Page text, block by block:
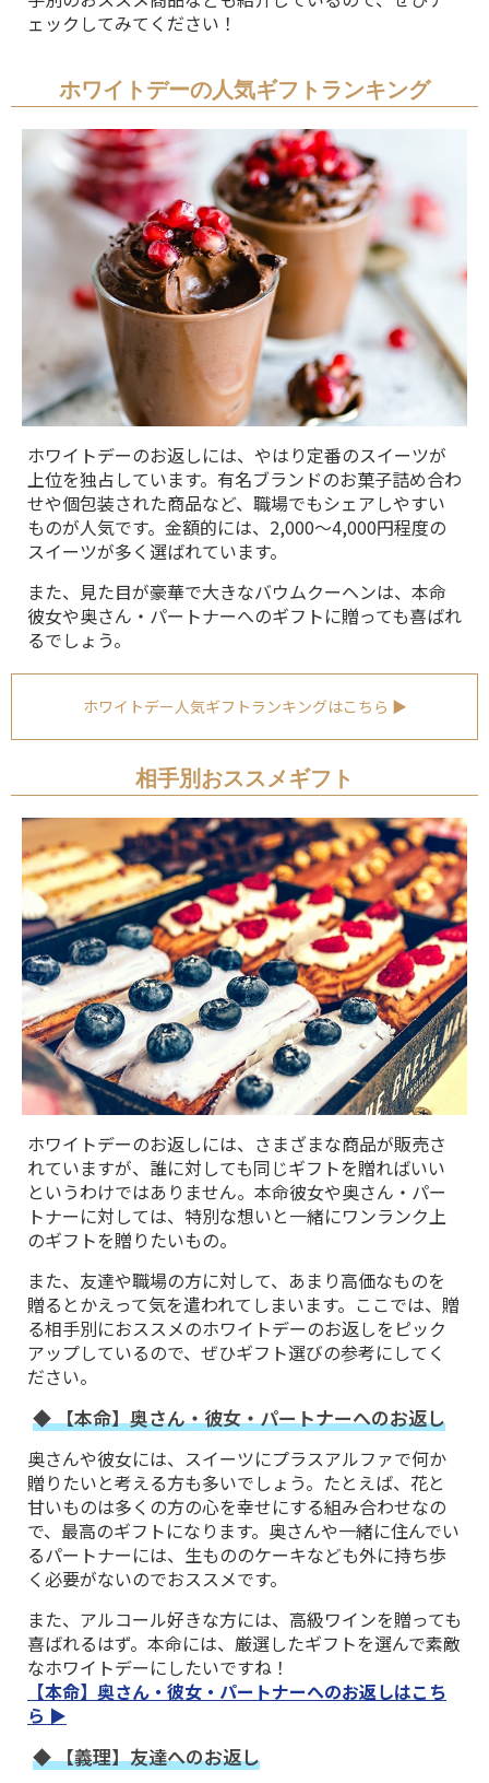
ェックしてみてください！
ホワイトデーの人気ギフトランキング
ホワイトデーのお返しには、やはり定番のスイーツが
上位を独占しています。有名ブランドのお菓子詰め合わ
せや個包装された商品など、職場でもシェアしやすい
ものが人気です。金額的には、2,000～4,000円程度の
スイーツが多く選ばれています。
また、見た目が豪華で大きなバウムクーヘンは、本命
彼女や奥さん・パートナーへのギフトに贈っても喜ばれ
るでしょう。
ホワイトデー人気ギフトランキングはこちら ▶
相手別おススメギフト
ホワイトデーのお返しには、さまざまな商品が販売さ
れていますが、誰に対しても同じギフトを贈ればいい
というわけではありません。本命彼女や奥さん・パー
トナーに対しては、特別な想いと一緒にワンランク上
のギフトを贈りたいもの。
また、友達や職場の方に対して、あまり高価なものを
贈るとかえって気を遣われてしまいます。ここでは、贈
る相手別におススメのホワイトデーのお返しをピック
アップしているので、ぜひギフト選びの参考にしてく
ださい。
◆ 【本命】奥さん・彼女・パートナーへのお返し
奥さんや彼女には、スイーツにプラスアルファで何か
贈りたいと考える方も多いでしょう。たとえば、花と
甘いものは多くの方の心を幸せにする組み合わせなの
で、最高のギフトになります。奥さんや一緒に住んでい
るパートナーには、生もののケーキなども外に持ち歩
く必要がないのでおススメです。
また、アルコール好きな方には、高級ワインを贈っても
喜ばれるはず。本命には、厳選したギフトを選んで素敵
なホワイトデーにしたいですね！
【本命】奥さん・彼女・パートナーへのお返しはこち
ら ▶
◆ 【義理】友達へのお返し